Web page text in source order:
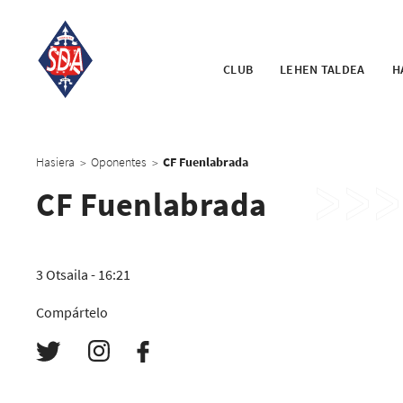
CLUB LEHEN TALDEA
Hasiera > Oponentes > CF Fuenlabrada
CF Fuenlabrada
3 Otsaila - 16:21
Compártelo